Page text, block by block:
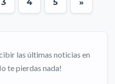
3 4 5 »
las últimas noticias en
te pierdas nada!